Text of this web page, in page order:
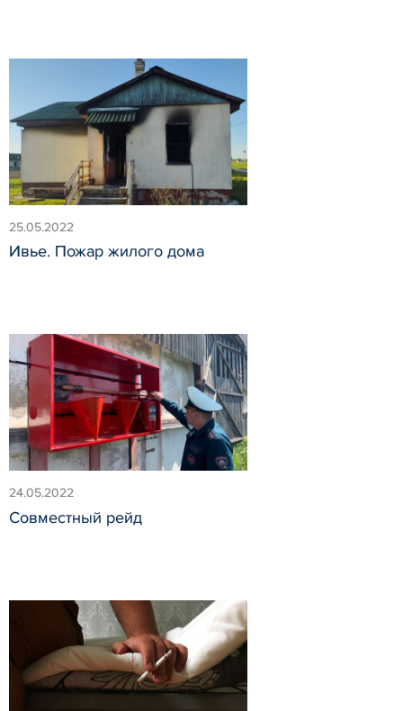
25.05.2022
Ивье. Пожар жилого дома
24.05.2022
Совместный рейд